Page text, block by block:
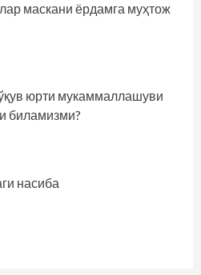
маскани ёрдамга муҳтож
юрти мукаммаллашуви
биламизми?
насиба